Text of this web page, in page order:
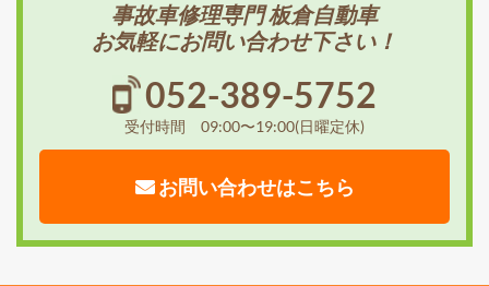
事故車修理専門 板倉自動車
お気軽にお問い合わせ下さい！
052-389-5752
受付時間 09:00〜19:00(日曜定休)
お問い合わせはこちら